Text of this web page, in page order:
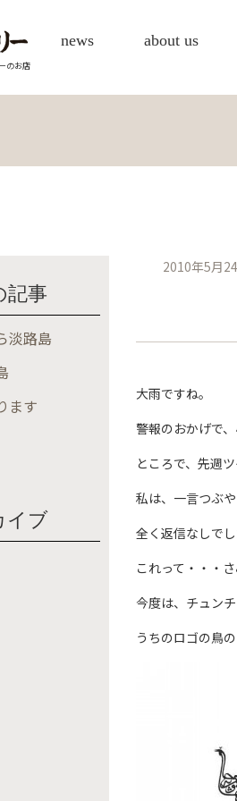
のお店
news about us
記事
淡路島
ます
イブ
2010年5月
大雨ですね。
警報のおかげで
ところで、先週
私は、一言つぶ
全く返信なしでし
これって・・・
今度は、チュン
うちのロゴの鳥